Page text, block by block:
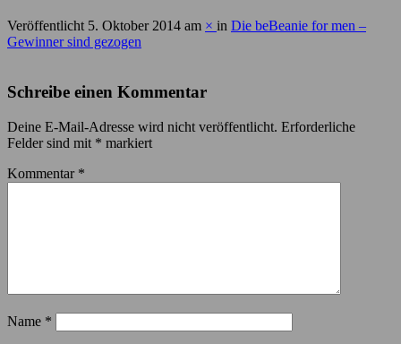
Veröffentlicht 5. Oktober 2014 am × in Die beBeanie for men –
Gewinner sind gezogen
Schreibe einen Kommentar
Deine E-Mail-Adresse wird nicht veröffentlicht. Erforderliche
Felder sind mit * markiert
Kommentar *
Name *